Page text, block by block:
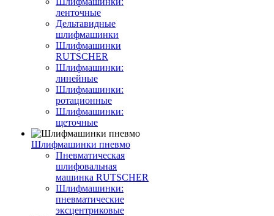
ленточные
Дельтавидные
шлифмашинки
Шлифмашинки
RUTSCHER
Шлифмашинки:
линейные
Шлифмашинки:
ротационные
Шлифмашинки:
щеточные
Шлифмашинки пневмо
Пневматическая
шлифовальная
машинка RUTSCHER
Шлифмашинки:
пневматические
эксцентриковые